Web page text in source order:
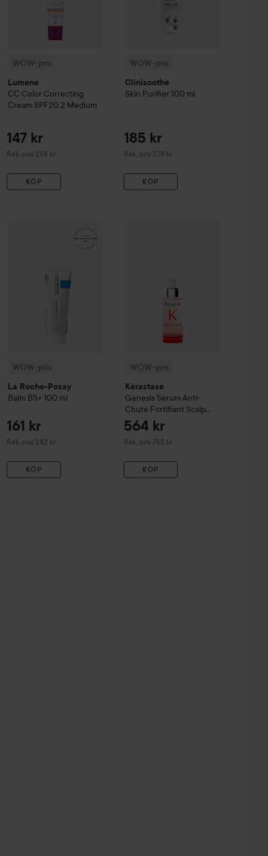
WOW-pris
Lumene
CC Color Correcting
Cream SPF20 2 Medium
147 kr
Rek. pris 259 kr
Rekommenderat pris 259 kr
KÖP
WOW-pris
Clinisoothe
Skin Purifier 100 ml
185 kr
Rek. pris 279 kr
Rekommenderat pris 279 kr
KÖP
& Eyebrow Tint 3 Natural Brown
WOW-pris
La Roche-Posay
Balm B5+ 100 ml
161 kr
Rek. pris 242 kr
Rekommenderat pris 242 kr
KÖP
La Roche-Posay
WOW-pris
Kérastase
Genesis Serum Anti-
Chute Fortifiant Scalp
Serum 90 ml
564 kr
Rek. pris 752 kr
Rekommenderat pris 752 kr
KÖP